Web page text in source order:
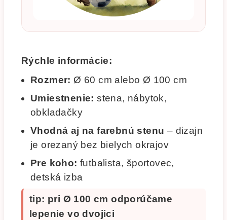
Rýchle informácie:
Rozmer: Ø 60 cm alebo Ø 100 cm
Umiestnenie: stena, nábytok,
obkladačky
Vhodná aj na farebnú stenu – dizajn
je orezaný bez bielych okrajov
Pre koho: futbalista, športovec,
detská izba
tip: pri Ø 100 cm odporúčame
lepenie vo dvojici